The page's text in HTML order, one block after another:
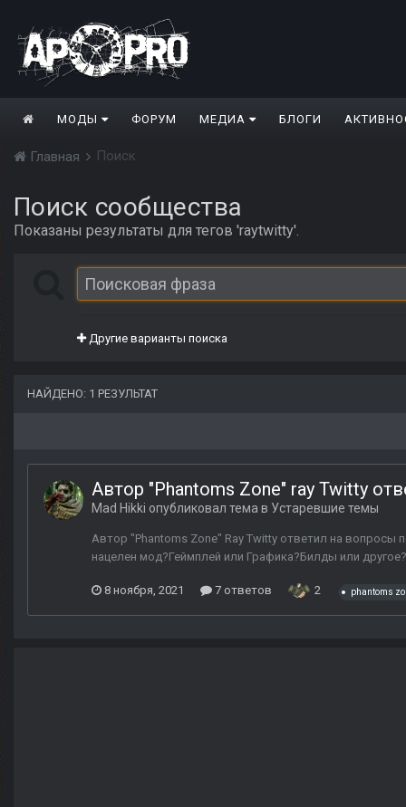
МОДЫ ФОРУМ МЕДИА БЛОГИ
Главная Поиск
Поиск сообщества
Показаны результаты для тегов 'raytwitty'.
Другие варианты поиска
НАЙДЕНО: 1 РЕЗУЛЬТАТ
Автор "Phantoms Zone" ray Twitty
Mad Hikki опубликовал тема в Устаревшие темы
Автор "Phantoms Zone" Ray Twitty ответил на вопросы
нацелен мод?Геймплей или Графика?Билды или
8 ноября, 2021 7 ответов 2 phantoms